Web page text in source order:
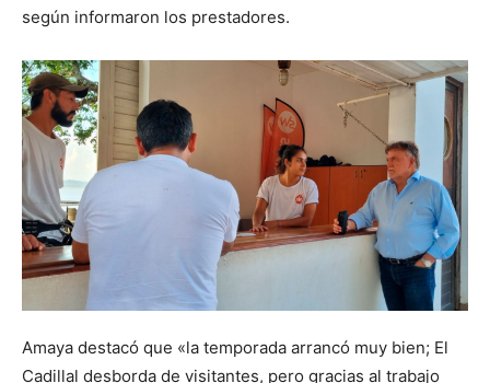
según informaron los prestadores.
Amaya destacó que «la temporada arrancó muy bien; El
Cadillal desborda de visitantes, pero gracias al trabajo